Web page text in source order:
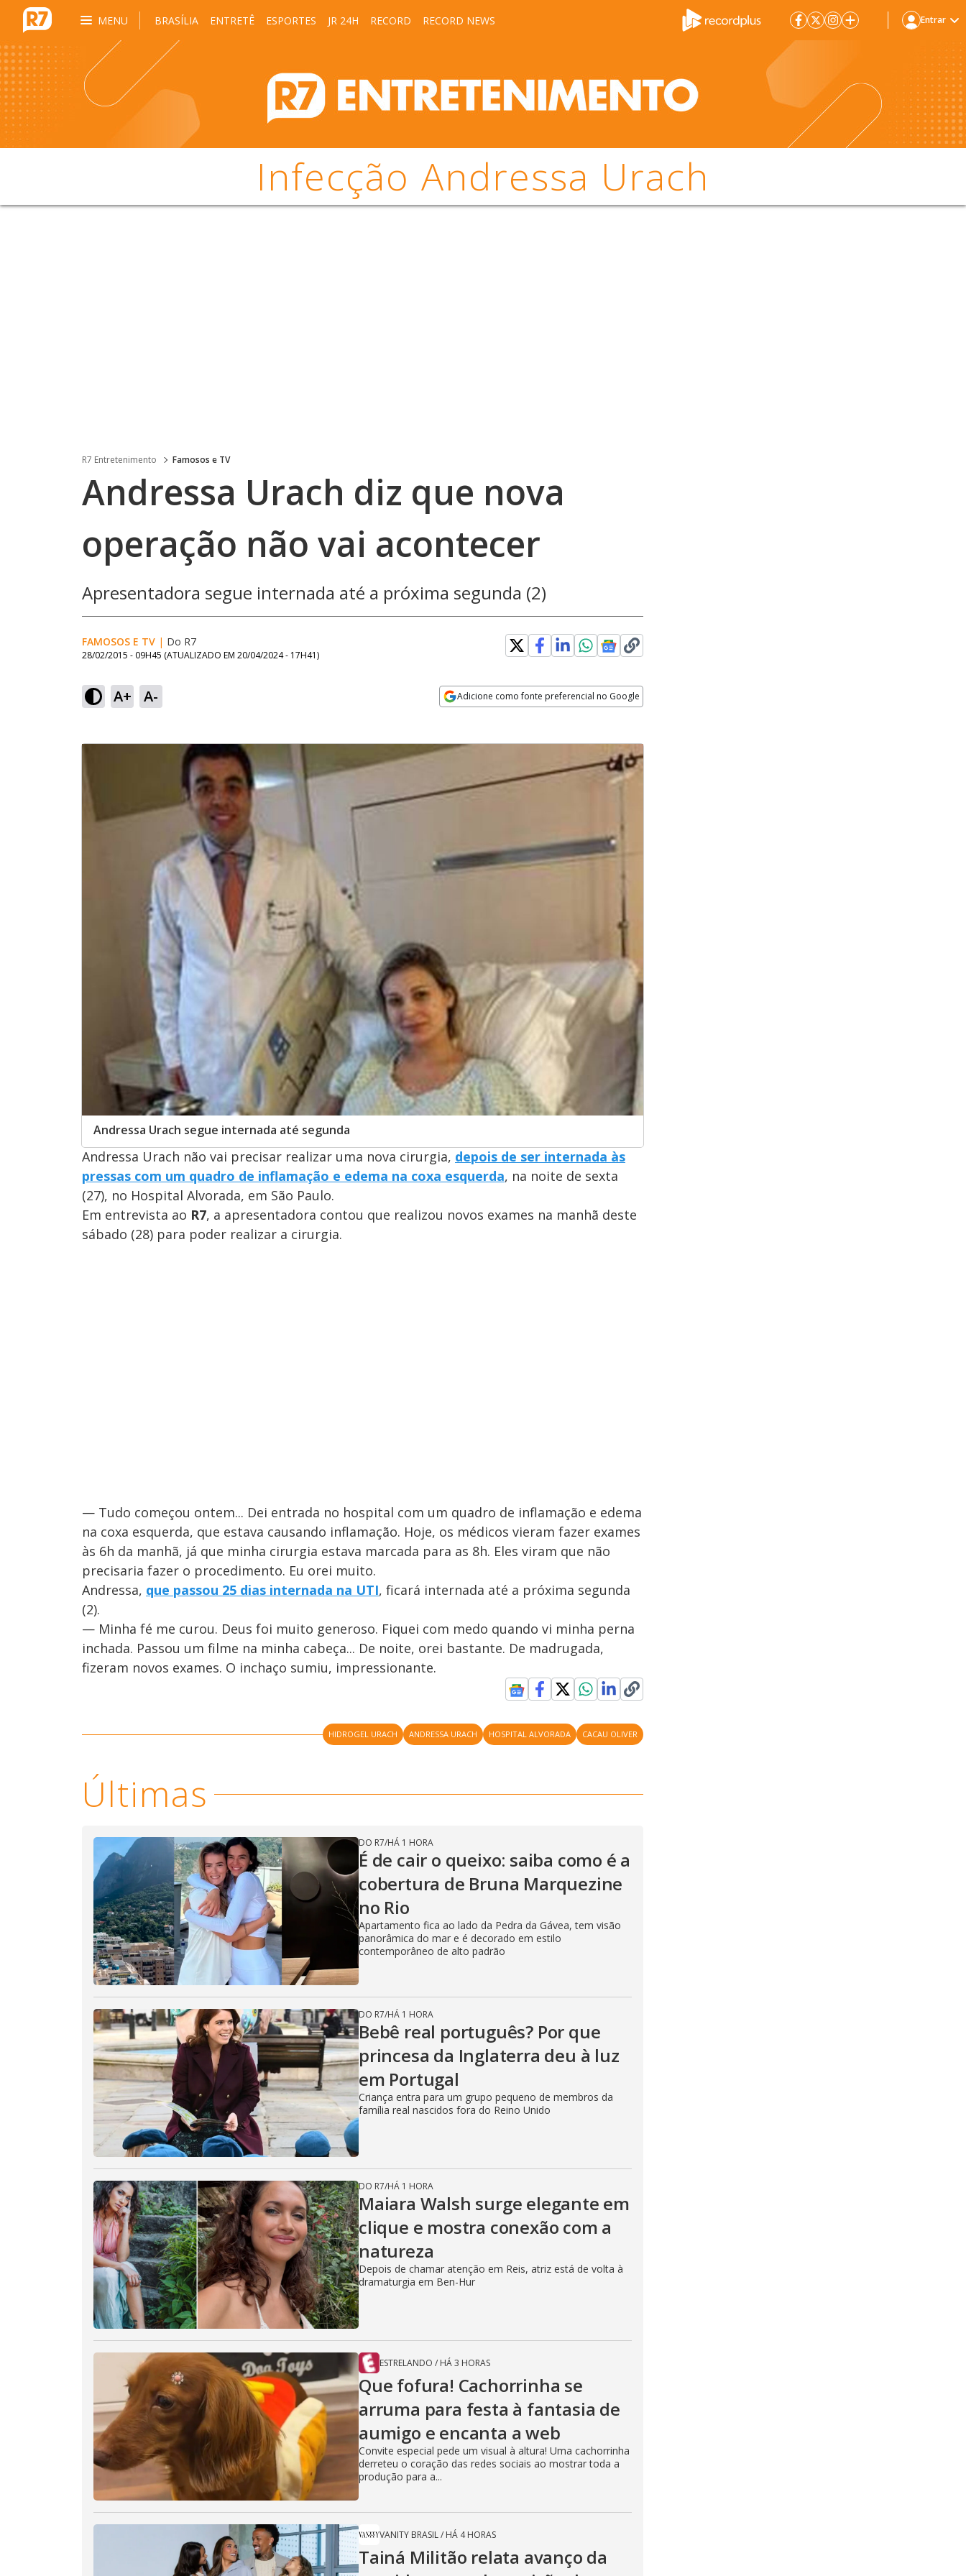
MENU BRASÍLIA ENTRETÊ ESPORTES JR 24H RECORD RECORD NEWS Entrar
Infecção Andressa Urach
R7 Entretenimento Famosos e TV
Andressa Urach diz que nova
operação não vai acontecer
Apresentadora segue internada até a próxima segunda (2)
FAMOSOS E TV | Do R7
28/02/2015 - 09H45 (ATUALIZADO EM 20/04/2024 - 17H41)
A+ A- Adicione como fonte preferencial no Google
Andressa Urach segue internada até segunda
Andressa Urach não vai precisar realizar uma nova cirurgia, depois de ser internada às
pressas com um quadro de inflamação e edema na coxa esquerda, na noite de sexta
(27), no Hospital Alvorada, em São Paulo.
Em entrevista ao R7, a apresentadora contou que realizou novos exames na manhã deste
sábado (28) para poder realizar a cirurgia.
— Tudo começou ontem... Dei entrada no hospital com um quadro de inflamação e edema
na coxa esquerda, que estava causando inflamação. Hoje, os médicos vieram fazer exames
às 6h da manhã, já que minha cirurgia estava marcada para as 8h. Eles viram que não
precisaria fazer o procedimento. Eu orei muito.
Andressa, que passou 25 dias internada na UTI, ficará internada até a próxima segunda
(2).
— Minha fé me curou. Deus foi muito generoso. Fiquei com medo quando vi minha perna
inchada. Passou um filme na minha cabeça... De noite, orei bastante. De madrugada,
fizeram novos exames. O inchaço sumiu, impressionante.
HIDROGEL URACH ANDRESSA URACH HOSPITAL ALVORADA CACAU OLIVER
Últimas
DO R7/HÁ 1 HORA
É de cair o queixo: saiba como é a
cobertura de Bruna Marquezine
no Rio
Apartamento fica ao lado da Pedra da Gávea, tem visão
panorâmica do mar e é decorado em estilo
contemporâneo de alto padrão
DO R7/HÁ 1 HORA
Bebê real português? Por que
princesa da Inglaterra deu à luz
em Portugal
Criança entra para um grupo pequeno de membros da
família real nascidos fora do Reino Unido
DO R7/HÁ 1 HORA
Maiara Walsh surge elegante em
clique e mostra conexão com a
natureza
Depois de chamar atenção em Reis, atriz está de volta à
dramaturgia em Ben-Hur
ESTRELANDO / HÁ 3 HORAS
Que fofura! Cachorrinha se
arruma para festa à fantasia de
aumigo e encanta a web
Convite especial pede um visual à altura! Uma cachorrinha
derreteu o coração das redes sociais ao mostrar toda a
produção para a...
VANITY BRASIL/ HÁ 4 HORAS
Tainá Militão relata avanço da